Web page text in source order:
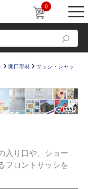
0
インタビュー
開口部材
サッシ・シャッ
入り口や、ショー
フロントサッシを